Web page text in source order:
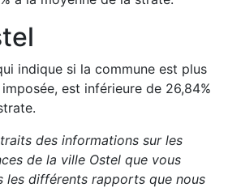
indique si la commune est plus
est inférieure de 26,84%
des informations sur les
de la ville Ostel que vous
les différents rapports que nous